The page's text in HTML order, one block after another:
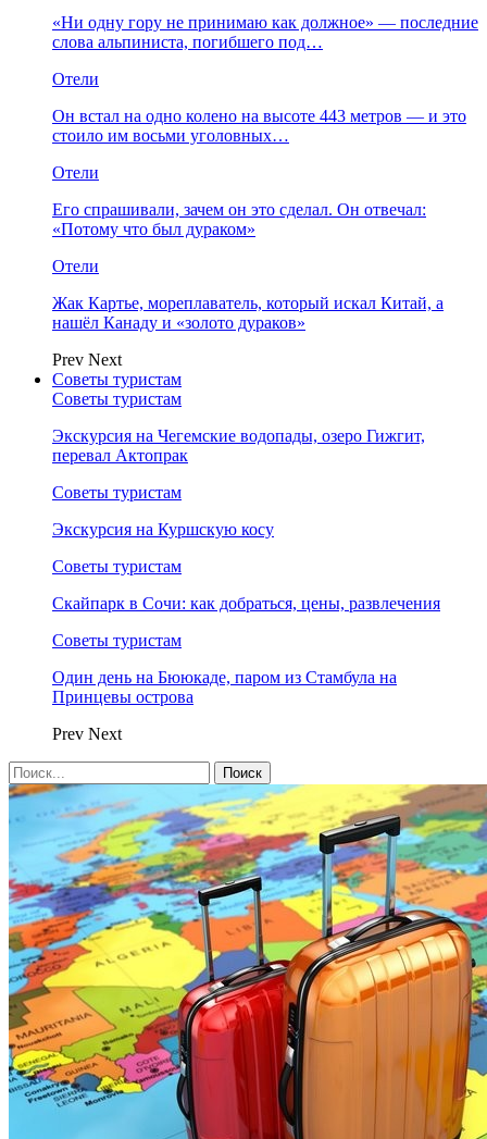
«Ни одну гору не принимаю как должное» — последние
слова альпиниста, погибшего под…
Отели
Он встал на одно колено на высоте 443 метров — и это
стоило им восьми уголовных…
Отели
Его спрашивали, зачем он это сделал. Он отвечал:
«Потому что был дураком»
Отели
Жак Картье, мореплаватель, который искал Китай, а
нашёл Канаду и «золото дураков»
Prev Next
Советы туристам
Советы туристам
Экскурсия на Чегемские водопады, озеро Гижгит,
перевал Актопрак
Советы туристам
Экскурсия на Куршскую косу
Советы туристам
Скайпарк в Сочи: как добраться, цены, развлечения
Советы туристам
Один день на Бююкаде, паром из Стамбула на
Принцевы острова
Prev Next